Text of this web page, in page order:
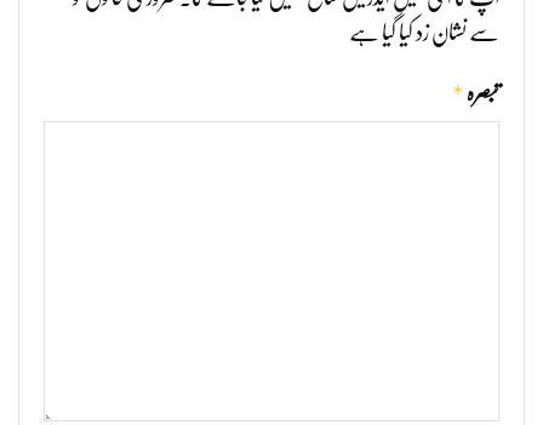
سے نشان زد کیا گیا ہے
تبصرہ *